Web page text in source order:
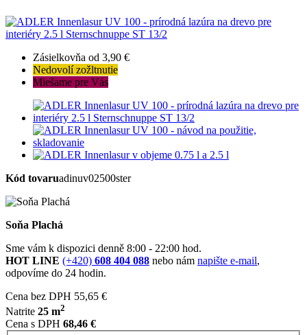
Zásielkovňa od 3,90 €
Nedovolí zožltnutie
Miešame pre Vás
Kód tovaruadinuv02500ster
Soňa Plachá
Sme vám k dispozici denně 8:00 - 22:00 hod.
HOT LINE (+420) 608 404 088 nebo nám napište e-mail,
odpovíme do 24 hodin.
Cena bez DPH 55,65 €
Natrite 25 m2
Cena s DPH 68,46 €